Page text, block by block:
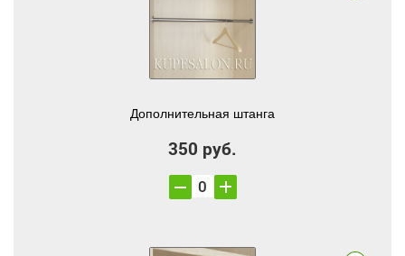
Дополнительная штанга
350 руб.